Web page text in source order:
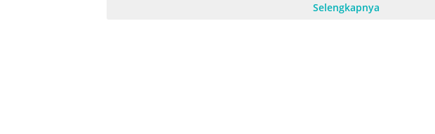
Selengkapnya